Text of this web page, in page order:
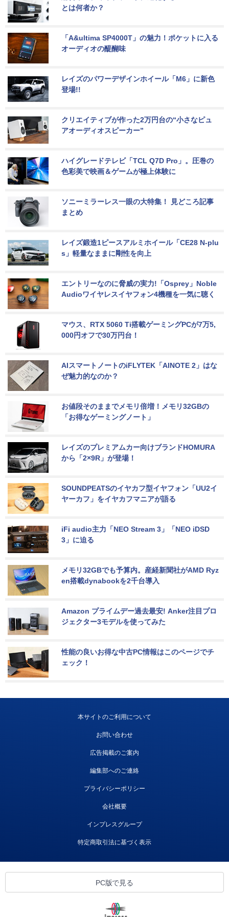
とは何者か？
「A&ultima SP4000T」の魅力！ポケットに入る
オーディオの醍醐味
レイズのパワーデザインホイール「M6」に新色
登場!!
クリエイティブが作った2万円台の“小さなピュ
アオーディオスピーカー”
ハイグレードテレビ「TCL Q7D Pro」。圧巻の
色彩美で映画＆ゲームが極上体験に
ソニーミラーレス一眼の大特集！ 見どころ記事
まとめ
レイズ鍛造1ピースアルミホイール「CE28 N-plu
s」軽量なままに剛性を向上
エントリーなのに脅威の実力!「Osprey」Noble
Audioワイヤレスイヤフォン4機種を一気に聴く
マウス、RTX 5060 Ti搭載ゲーミングPCが7万5,
000円オフで30万円台！
AIスマートノートのiFLYTEK「AINOTE 2」はな
ぜ魅力的なのか？
お値段そのままでメモリ倍増！メモリ32GBの
「お得なゲーミングノート」
レイズのプレミアムカー向けブランドHOMURA
から「2×9R」が登場！
SOUNDPEATSのイヤカフ型イヤフォン「UU2イ
ヤーカフ」をイヤカフマニアが語る
iFi audio主力「NEO Stream 3」「NEO iDSD
3」に迫る
メモリ32GBでも予算内。産経新聞社がAMD Ryz
en搭載dynabookを2千台導入
Amazon プライムデー過去最安! Anker注目プロ
ジェクター3モデルを使ってみた
性能の良いお得な中古PC情報はこのページでチ
ェック！
本サイトのご利用について
お問い合わせ
広告掲載のご案内
編集部へのご連絡
プライバシーポリシー
会社概要
インプレスグループ
特定商取引法に基づく表示
PC版で見る